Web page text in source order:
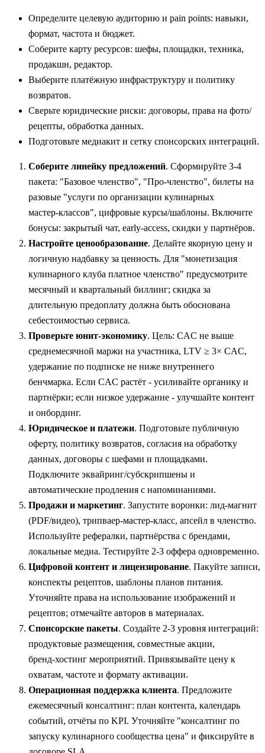
Определите целевую аудиторию и pain points: навыки,
формат, частота и бюджет.
Соберите карту ресурсов: шефы, площадки, техника,
продакшн, редактор.
Выберите платёжную инфраструктуру и политику
возвратов.
Сверьте юридические риски: договоры, права на фото/
рецепты, обработка данных.
Подготовьте медиакит и сетку спонсорских интеграций.
Соберите линейку предложений. Сформируйте 3-4
пакета: "Базовое членство", "Про‑членство", билеты на
разовые "услуги по организации кулинарных
мастер‑классов", цифровые курсы/шаблоны. Включите
бонусы: закрытый чат, early‑access, скидки у партнёров.
Настройте ценообразование. Делайте якорную цену и
логичную надбавку за ценность. Для "монетизация
кулинарного клуба платное членство" предусмотрите
месячный и квартальный биллинг; скидка за
длительную предоплату должна быть обоснована
себестоимостью сервиса.
Проверьте юнит‑экономику. Цель: CAC не выше
среднемесячной маржи на участника, LTV ≥ 3× CAC,
удержание по подписке не ниже внутреннего
бенчмарка. Если CAC растёт - усиливайте органику и
партнёрки; если низкое удержание - улучшайте контент
и онбординг.
Юридическое и платежи. Подготовьте публичную
оферту, политику возвратов, согласия на обработку
данных, договоры с шефами и площадками.
Подключите эквайринг/субскрипшены и
автоматические продления с напоминаниями.
Продажи и маркетинг. Запустите воронки: лид‑магнит
(PDF/видео), трипваер‑мастер‑класс, апсейл в членство.
Используйте рефералки, партнёрства с брендами,
локальные медиа. Тестируйте 2-3 оффера одновременно.
Цифровой контент и лицензирование. Пакуйте записи,
конспекты рецептов, шаблоны планов питания.
Уточняйте права на использование изображений и
рецептов; отмечайте авторов в материалах.
Спонсорские пакеты. Создайте 2-3 уровня интеграций:
продуктовые размещения, совместные акции,
бренд‑хостинг мероприятий. Привязывайте цену к
охватам, частоте и формату активации.
Операционная поддержка клиента. Предложите
ежемесячный консалтинг: план контента, календарь
событий, отчёты по KPI. Уточняйте "консалтинг по
запуску кулинарного сообщества цена" и фиксируйте в